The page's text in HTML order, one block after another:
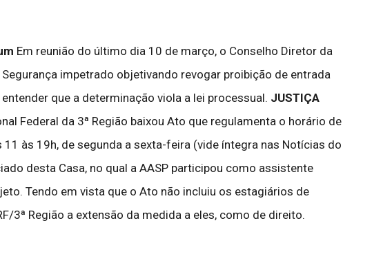
Em reunião do último dia 10 de março, o Conselho Diretor da
impetrado objetivando revogar proibição de entrada
que a determinação viola a lei processual. JUSTIÇA
Federal da 3ª Região baixou Ato que regulamenta o horário de
às 19h, de segunda a sexta-feira (vide íntegra nas Notícias do
desta Casa, no qual a AASP participou como assistente
Tendo em vista que o Ato não incluiu os estagiários de
3ª Região a extensão da medida a eles, como de direito.